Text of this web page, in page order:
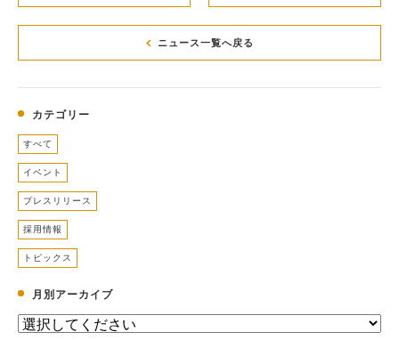
ニュース一覧へ戻る
カテゴリー
すべて
イベント
プレスリリース
採用情報
トピックス
月別アーカイブ